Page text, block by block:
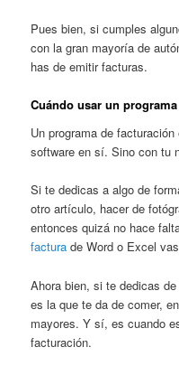
Pues bien, si cumples
con la gran mayoría de
has de emitir facturas.
Cuándo usar un
Un programa de
software en sí. Sino con tu
Si te dedicas a algo de
otro artículo, hacer de
entonces quizá no hace
factura de Word o Excel
Ahora bien, si te dedicas
es la que te da de comer,
mayores. Y sí, es cuando
facturación.